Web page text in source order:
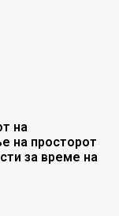
на
на просторот
за време на